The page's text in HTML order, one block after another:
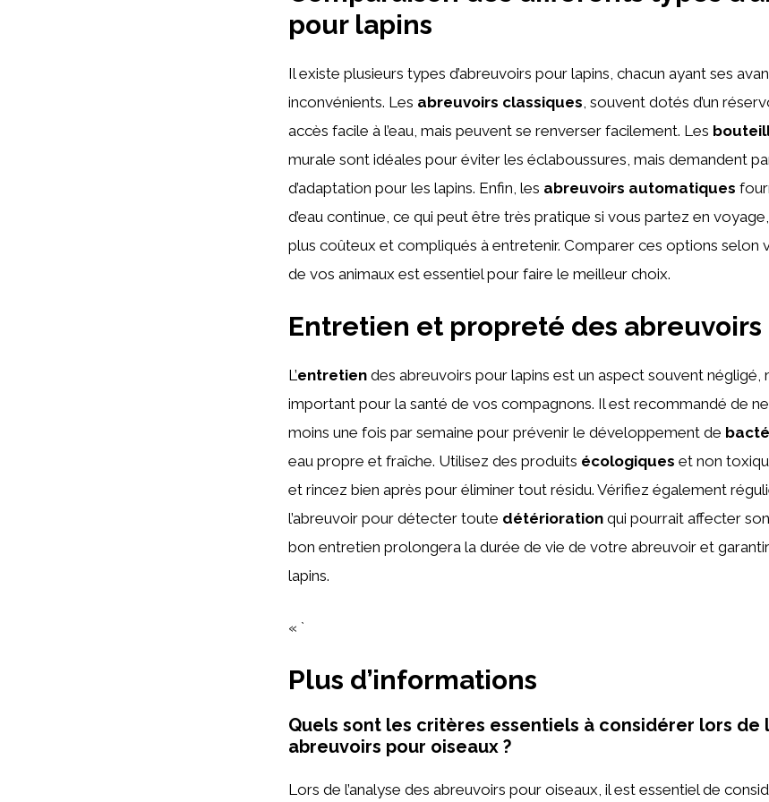
pour lapins
Il existe plusieurs types d’abreuvoirs pour lapins, chacun ayant ses
inconvénients. Les abreuvoirs classiques , souvent dotés d’un
accès facile à l’eau, mais peuvent se renverser facilement. Les
murale sont idéales pour éviter les éclaboussures, mais demandent
d’adaptation pour les lapins. Enfin, les abreuvoirs automatiques
d’eau continue, ce qui peut être très pratique si vous partez en
plus coûteux et compliqués à entretenir. Comparer ces options selon
de vos animaux est essentiel pour faire le meilleur choix.
Entretien et propreté des abreuvoirs
L’entretien des abreuvoirs pour lapins est un aspect souvent négligé,
important pour la santé de vos compagnons. Il est recommandé de
moins une fois par semaine pour prévenir le développement de
eau propre et fraîche. Utilisez des produits écologiques et non
et rincez bien après pour éliminer tout résidu. Vérifiez également
l’abreuvoir pour détecter toute détérioration qui pourrait affecter
bon entretien prolongera la durée de vie de votre abreuvoir et
lapins.
« `
Plus d’informations
Quels sont les critères essentiels à considérer lors de
abreuvoirs pour oiseaux ?
Lors de l’analyse des abreuvoirs pour oiseaux, il est essentiel de